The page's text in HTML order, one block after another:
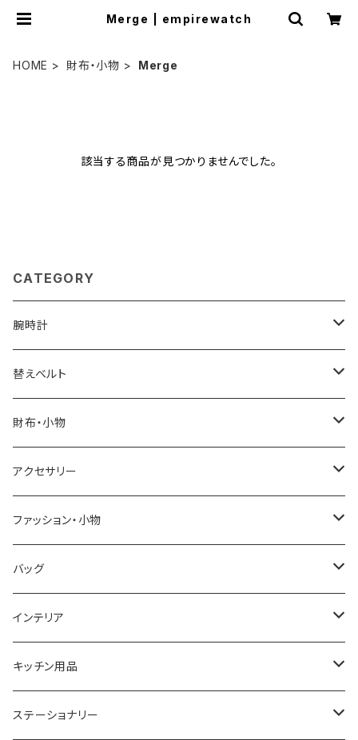
Merge | empirewatch
HOME 財布・小物 Merge
該当する商品が見つかりませんでした。
CATEGORY
腕時計
ELGIN
SALVATORE MARRA
CASIO
GRANDEUR
COGU
GAGA MILANO
CACTUS
TIMEX
替えベルト
COACH
DANIEL WELLINGTON
LACOSTE
DIESEL
MICHAEL KORS
NO BRAND
財布・小物
SONNE
DUCT
TRANSNUMBER
SAAMA HOMME
ARNOLD PALMER
MICHAEL KORS
アクセサリー
GUCCI
TIFFANY&CO
FOLLI FOLLIE
POLICE
PAUL HEWITT
ファッション・小物
DAKS
栃木レザー
NIKE
DUNHILL
バッグ
MANHATTAN PORTAGE
United HOMME
RODANIA
インテリア
CRYSTOCRAFT
SEIKO
キッチン用品
I'mD
ステーショナリー